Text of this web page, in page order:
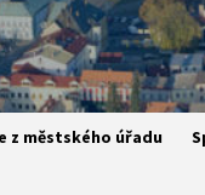
z městského úřadu